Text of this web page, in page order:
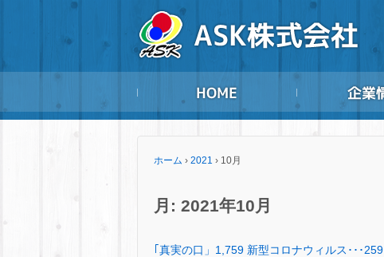
ホーム › 2021 › 10月
月: 2021年10月
｢真実の口」1,759 新型コロナウィルス･･･259